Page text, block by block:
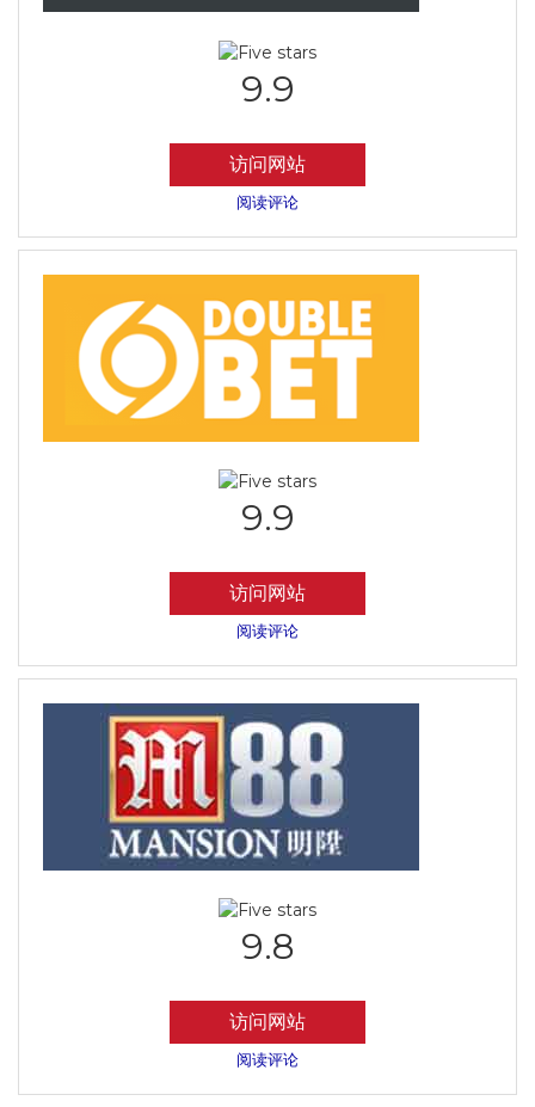
9.9
访问网站
阅读评论
9.9
访问网站
阅读评论
9.8
访问网站
阅读评论